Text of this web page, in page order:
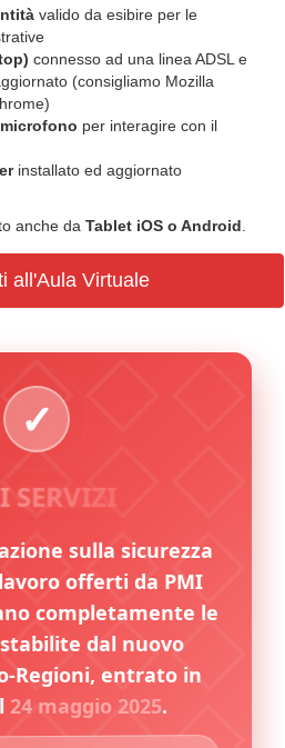
valido da esibire per le
connesso ad una linea ADSL e
(consigliamo Mozilla
per interagire con il
installato ed aggiornato
anche da Tablet iOS o Android
all'Aula Virtuale
SERVIZI
sulla sicurezza
offerti da PMI
completamente le
dal nuovo
Regioni, entrato in
24 maggio 2025.